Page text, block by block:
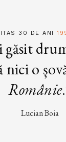
30 DE ANI
găsit
o
Românie
Lucian Boia